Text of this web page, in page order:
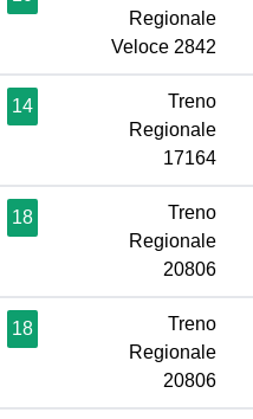
Regionale
Veloce 2842
14
Treno
Regionale
17164
18
Treno
Regionale
20806
18
Treno
Regionale
20806